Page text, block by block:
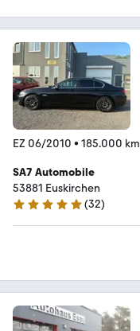
EZ 06/2010 • 185.000 km
SA7 Automobile
53881 Euskirchen
4.8 Sterne
(32)